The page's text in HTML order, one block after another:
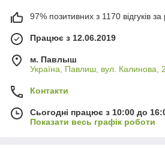
97% позитивних з 1170 відгуків за
Працює з 12.06.2019
м. Павлыш
Україна, Павлиш, вул. Калинова,
Контакти
Сьогодні працює з 10:00 до
Показати весь графік роботи